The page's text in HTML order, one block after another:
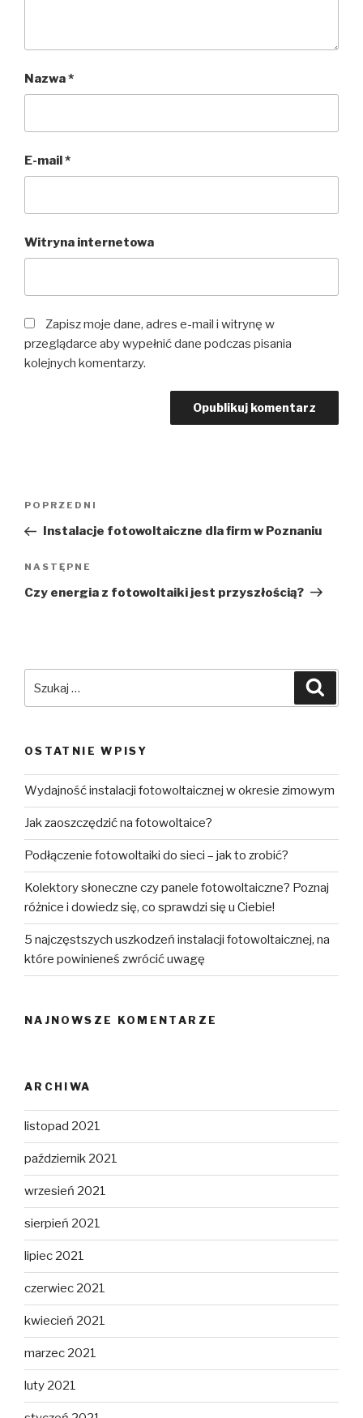
Nazwa*
E-mail*
Witryna internetowa
Zapisz moje dane, adres e-mail i witrynę w
przeglądarce aby wypełnić dane podczas pisania
kolejnych komentarzy.
POPRZEDNI
Instalacje fotowoltaiczne dla firm w Poznaniu
NASTĘPNE
Czy energia z fotowoltaiki jest przyszłością?
OSTATNIE WPISY
Wydajność instalacji fotowoltaicznej w okresie zimowym
Jak zaoszczędzić na fotowoltaice?
Podłączenie fotowoltaiki do sieci – jak to zrobić?
Kolektory słoneczne czy panele fotowoltaiczne? Poznaj
różnice i dowiedz się, co sprawdzi się u Ciebie!
5 najczęstszych uszkodzeń instalacji fotowoltaicznej, na
które powinieneś zwrócić uwagę
NAJNOWSZE KOMENTARZE
ARCHIWA
listopad 2021
październik 2021
wrzesień 2021
sierpień 2021
lipiec 2021
czerwiec 2021
kwiecień 2021
marzec 2021
luty 2021